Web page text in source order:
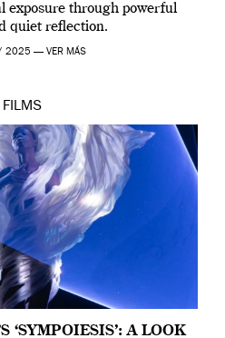
exposure through powerful
quiet reflection.
2025 — VER MÁS
FILMS
‘SYMPOIESIS’: A LOOK